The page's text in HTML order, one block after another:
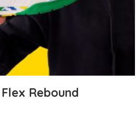
Rebound